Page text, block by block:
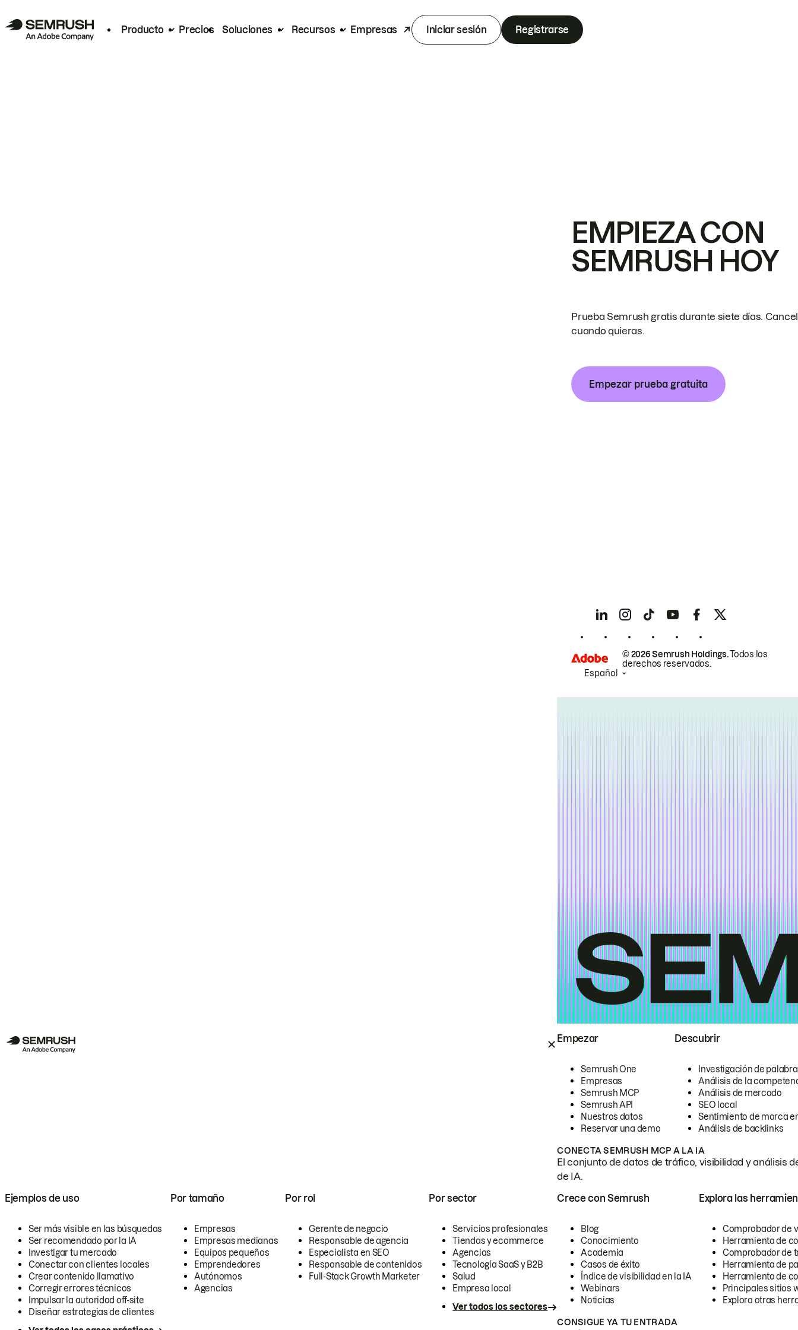
Producto Precios Soluciones Recursos Empresas Iniciar sesión Registrarse
Empezar
Semrush One
Empresas
Semrush MCP
Semrush API
Nuestros datos
Reservar una demo
Descubrir
Investigación de
Análisis de la
Análisis de mercado
SEO local
Sentimiento de marca
Análisis de backlinks
CONECTA SEMRUSH MCP A LA IA
El conjunto de datos de tráfico, visibilidad y análisis
de IA.
Ejemplos de uso
Ser más visible en las búsquedas
Ser recomendado por la IA
Investigar tu mercado
Conectar con clientes locales
Crear contenido llamativo
Corregir errores técnicos
Impulsar la autoridad off-site
Diseñar estrategias de clientes
Por tamaño
Empresas
Empresas medianas
Equipos pequeños
Emprendedores
Autónomos
Agencias
Por rol
Gerente de negocio
Responsable de agencia
Especialista en SEO
Responsable de contenidos
Full-Stack Growth Marketer
Por sector
Servicios profesionales
Tiendas y ecommerce
Agencias
Tecnología SaaS y B2B
Salud
Empresa local
Ver todos los sectores
Crece con Semrush
Blog
Conocimiento
Academia
Casos de éxito
Índice de visibilidad en la IA
Webinars
Noticias
Explora las
Comprobador de
Herramienta de
Comprobador de
Herramienta de
Herramienta de
Principales sitios
Explora otras
CONSIGUE YA TU ENTRADA
EMPIEZA CON
SEMRUSH HOY
Prueba Semrush gratis durante siete días.
cuando quieras.
Empezar prueba gratuita
© 2026 Semrush Holdings.Todos los
derechos reservados.
Español